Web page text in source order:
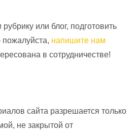
или блог, подготовить
пожалуйста, напишите нам
в сотрудничестве!
сайта разрешается только
не закрытой от